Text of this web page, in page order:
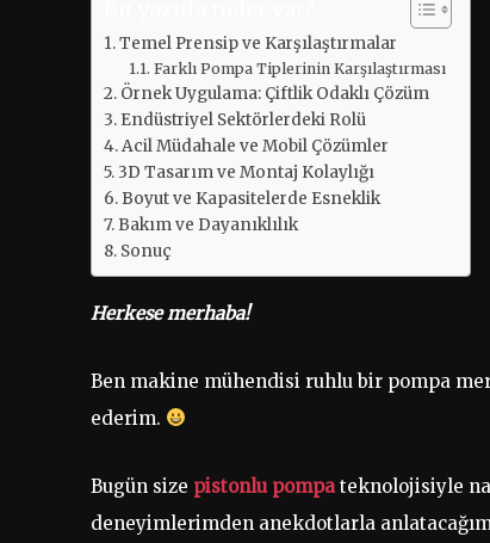
Temel Prensip ve Karşılaştırmalar
Farklı Pompa Tiplerinin Karşılaştırması
Örnek Uygulama: Çiftlik Odaklı Çözüm
Endüstriyel Sektörlerdeki Rolü
Acil Müdahale ve Mobil Çözümler
3D Tasarım ve Montaj Kolaylığı
Boyut ve Kapasitelerde Esneklik
Bakım ve Dayanıklılık
Sonuç
Herkese merhaba!
Ben makine mühendisi ruhlu bir pompa
ederim.
Bugün size pistonlu pompateknolojisiyle
deneyimlerimden anekdotlarla